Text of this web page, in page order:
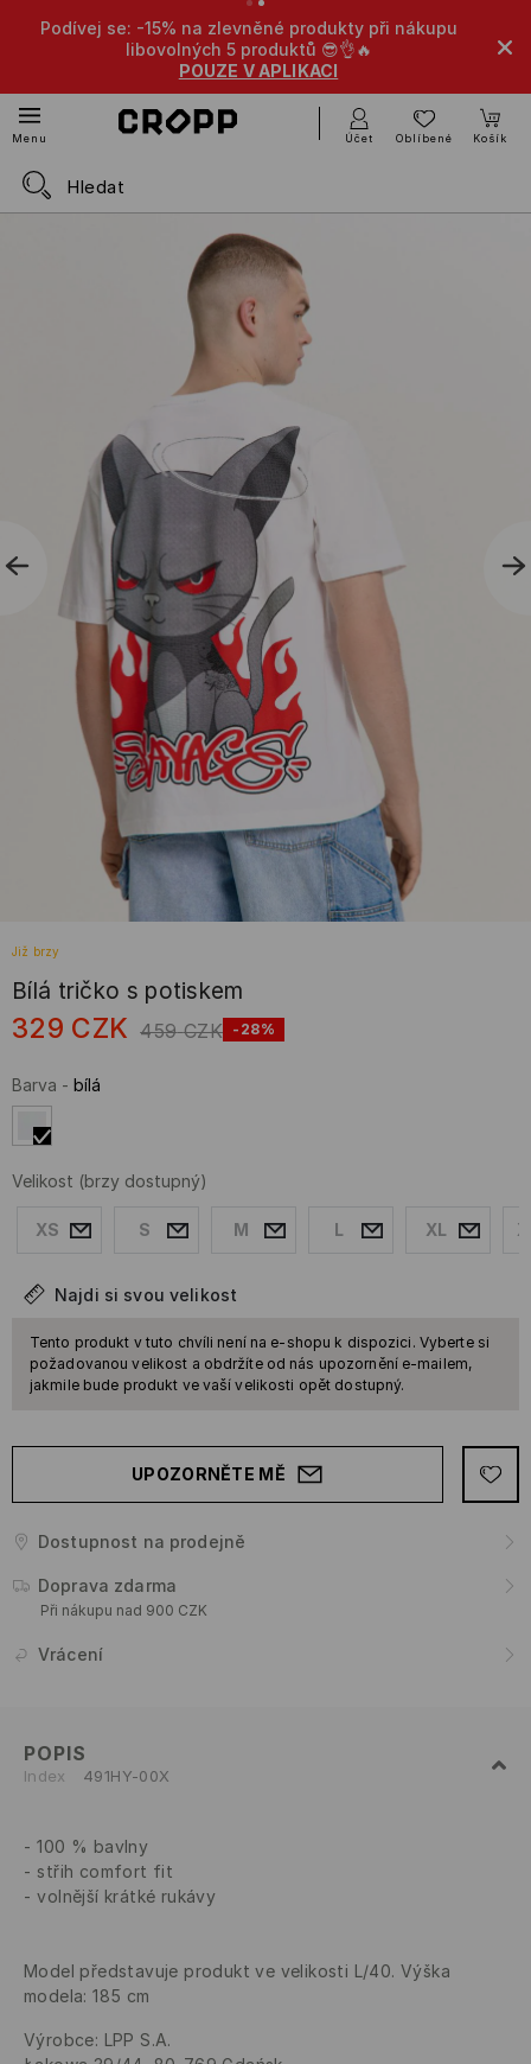
Podívej se: -15% na zlevněné produkty při nákupu
libovolných 5 produktů 😎👌🔥
POUZE V APLIKACI
Menu Účet Oblíbené Košík
Již brzy
Bílá tričko s potiskem
329 CZK 459 CZK -28%
Barva - bílá
Velikost (brzy dostupný)
XS S M L XL
Najdi si svou velikost
Tento produkt v tuto chvíli není na e-shopu k dispozici. Vyberte si
požadovanou velikost a obdržíte od nás upozornění e-mailem,
jakmile bude produkt ve vaší velikosti opět dostupný.
UPOZORNĚTE MĚ
Dostupnost na prodejně
Doprava zdarma
Při nákupu nad 900 CZK
Vrácení
POPIS
Index 491HY-00X
100 % bavlny
střih comfort fit
volnější krátké rukávy
Model představuje produkt ve velikosti L/40. Výška
modela: 185 cm
Výrobce: LPP S.A.